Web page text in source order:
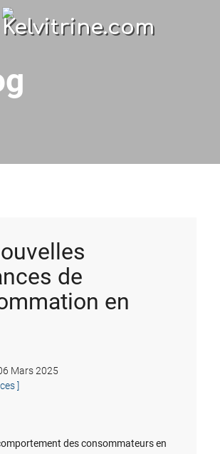
de
en
Mars 2025
]
des consommateurs en